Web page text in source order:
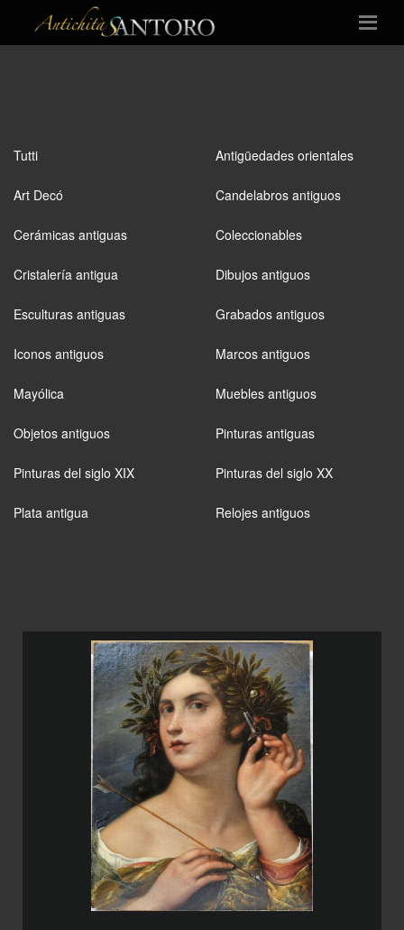
Tutti Antigüedades orientales
Art Decó Candelabros antiguos
Cerámicas antiguas Coleccionables
Cristalería antigua Dibujos antiguos
Esculturas antiguas Grabados antiguos
Iconos antiguos Marcos antiguos
Mayólica Muebles antiguos
Objetos antiguos Pinturas antiguas
Pinturas del siglo XIX Pinturas del siglo XX
Plata antigua Relojes antiguos